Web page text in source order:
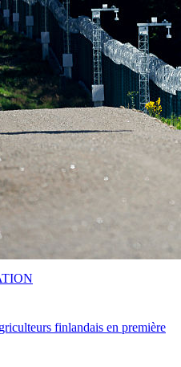
finlandais en première